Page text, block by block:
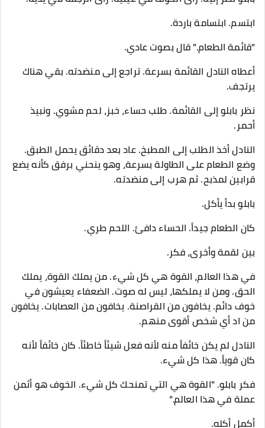
ابتسم. ابتسامة باردة.
"قائمة الطعام." قال بصوت عادي.
أعطاه النادل القائمة بسرعة. تراجع إلى منضدته. بقي هناك
يرتجف.
نظر بابلو إلى القائمة. طلب حساء، خبز، لحم مشوي. ونبيذ
أحمر.
النادل أخذ الطلب إلى المطبخ. عاد بعد دقائق يحمل الطبق.
وضع الطعام على الطاولة بسرعة، وهو ينحني برفق كأنه يضع
قرابين لمذبح. ثم هرب إلى منضدته.
بابلو بدأ يأكل.
كان الطعام جيداً. الحساء دافئ. اللحم طري.
بين لقمة وأخرى، فكر.
في هذا العالم، القوة هي كل شيء. من يملك القوة، يملك
الحق. ومن لا يملكها، ليس له صوت. الضعفاء يعيشون في
خوف دائم. يخافون من القراصنة. يخافون من العصابات. يخافون
من اد أي شخص أقوى منهم.
النادل لم يكن خائفاً منه لأنه فعل شيئاً خاطئاً. كان خائفاً لأنه
كان قوياً. هذا كل شيء.
فكر بابلو. "القوة هي التي تمنحك كل شيء. الخوف هو أثمن
عملة في هذا العالم."
أكمل أكله.